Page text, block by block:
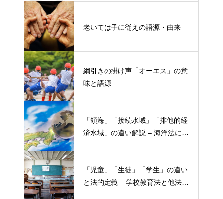
老いては子に従えの語源・由来
綱引きの掛け声「オーエス」の意
味と語源
「領海」「接続水域」「排他的経
済水域」の違い解説 – 海洋法にお
「児童」「生徒」「学生」の違い
と法的定義 – 学校教育法と他法律